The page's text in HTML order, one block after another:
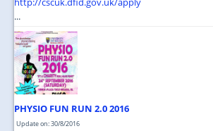
...
PHYSIO FUN RUN 2.0 2016
Update on: 30/8/2016